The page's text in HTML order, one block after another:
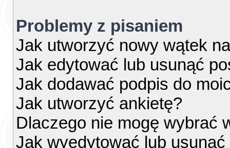
Problemy z pisaniem
Jak utworzyć nowy wątek
Jak edytować lub usunąć
Jak dodawać podpis do
Jak utworzyć ankietę?
Dlaczego nie mogę wybrać
Jak wyedytować lub usunąć